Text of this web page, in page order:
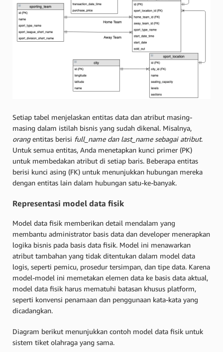
Setiap tabel menjelaskan entitas data dan atribut masing-
masing dalam istilah bisnis yang sudah dikenal. Misalnya,
orangentitas berisi full_name dan last_namesebagai atribut.
Untuk semua entitas, Anda menetapkan kunci primer (PK)
untuk membedakan atribut di setiap baris. Beberapa entitas
berisi kunci asing (FK) untuk menunjukkan hubungan mereka
dengan entitas lain dalam hubungan satu-ke-banyak.
Representasi model data fisik
Model data fisik memberikan detail mendalam yang
membantu administrator basis data dan developer menerapkan
logika bisnis pada basis data fisik. Model ini menawarkan
atribut tambahan yang tidak ditentukan dalam model data
logis, seperti pemicu, prosedur tersimpan, dan tipe data. Karena
model-model ini memetakan elemen data ke basis data aktual,
model data fisik harus mematuhi batasan khusus platform,
seperti konvensi penamaan dan penggunaan kata-kata yang
dicadangkan.
Diagram berikut menunjukkan contoh model data fisik untuk
sistem tiket olahraga yang sama.